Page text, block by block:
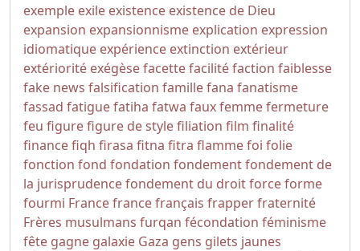
exemple exile existence existence de Dieu
expansion expansionnisme explication expression
idiomatique expérience extinction extérieur
extériorité exégèsefacettefacilitéfaction faiblesse
fake news falsification famillefana fanatisme
fassad fatiguefatiha fatwa fauxfemmefermeture
feu figurefigure de stylefiliation film finalité
financefiqh firasa fitna fitra flammefoi folie
fonction fond fondation fondementfondement de
la jurisprudencefondement du droitforceforme
fourmi Francefrancefrançais frapperfraternité
Frères musulmans furqan fécondation féminisme
fête gagne galaxie Gaza gens gilets jaunes